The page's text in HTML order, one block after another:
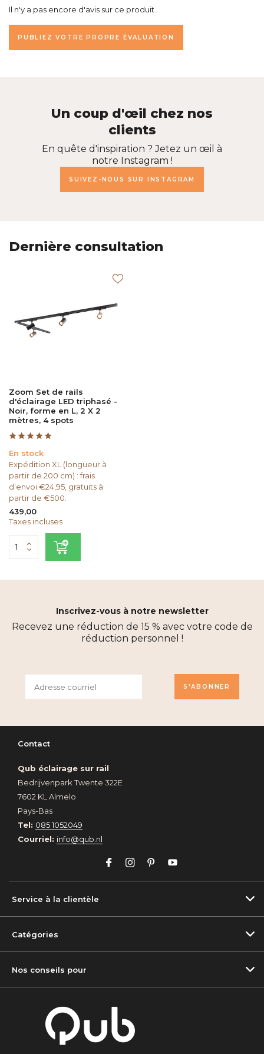
Il n'y a pas encore d'avis sur ce produit..
PUBLIEZ VOTRE PROPRE ÉVALUATION
Un coup d'œil chez nos
clients
En quête d'inspiration ? Jetez un œil à
notre Instagram !
SUIVEZ-NOUS SUR INSTAGRAM
Dernière consultation
Zoom Set de rails
d'éclairage LED triphasé -
Noir, forme en L, 2 X 2
mètres, 4 spots
En stock
Expédition XL (longueur à
partir de 200 cm) : frais
d’envoi €24,95, gratuits à
partir de €500.
439,00
Taxes incluses
Inscrivez-vous à notre newsletter
Recevez une réduction de 15 % avec votre code de
réduction personnel !
S'ABONNER
Contact
Qub éclairage sur rail
Bedrijvenpark Twente 322E
7602 KL Almelo
Pays-Bas
Tel: 085 1052049
Courriel: info@qub.nl
Service à la clientèle
Catégories
Nos conseils pour